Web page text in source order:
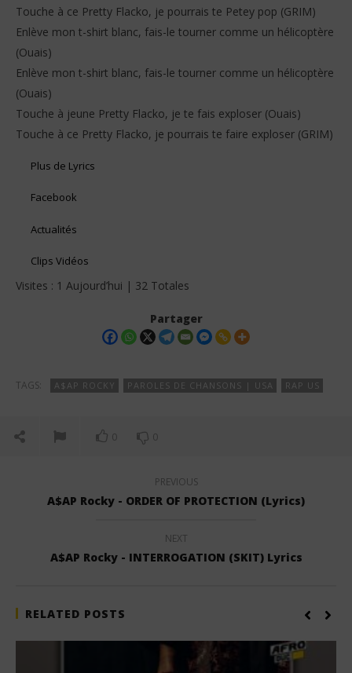
Touche à ce Pretty Flacko, je pourrais te Petey pop (GRIM)
Enlève mon t-shirt blanc, fais-le tourner comme un hélicoptère
(Ouais)
Enlève mon t-shirt blanc, fais-le tourner comme un hélicoptère
(Ouais)
Touche à jeune Pretty Flacko, je te fais exploser (Ouais)
Touche à ce Pretty Flacko, je pourrais te faire exploser (GRIM)
Plus de Lyrics
Facebook
Actualités
Clips Vidéos
Visites : 1 Aujourd’hui | 32 Totales
Partager
TAGS: A$AP ROCKY PAROLES DE CHANSONS | USA RAP US
0 0
PREVIOUS
A$AP Rocky - ORDER OF PROTECTION (Lyrics)
NEXT
A$AP Rocky - INTERROGATION (SKIT) Lyrics
RELATED POSTS